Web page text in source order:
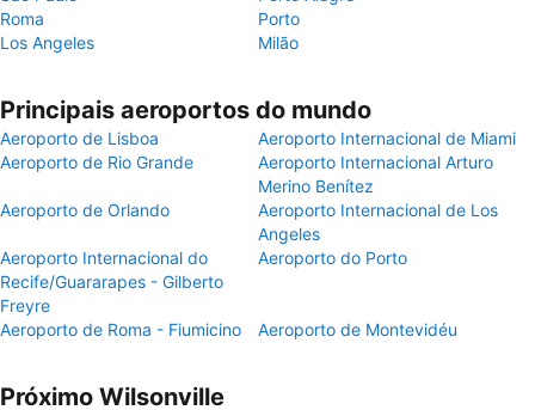
Roma
Porto
Los Angeles
Milão
Principais aeroportos do mundo
Aeroporto de Lisboa
Aeroporto Internacional de Miami
Aeroporto de Rio Grande
Aeroporto Internacional Arturo
Merino Benítez
Aeroporto de Orlando
Aeroporto Internacional de Los
Angeles
Aeroporto Internacional do
Recife/Guararapes - Gilberto
Freyre
Aeroporto do Porto
Aeroporto de Roma - Fiumicino Aeroporto de Montevidéu
Próximo Wilsonville